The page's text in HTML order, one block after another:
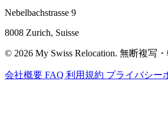
Nebelbachstrasse 9
8008 Zurich, Suisse
© 2026 My Swiss Relocation. 無断複写
会社概要 FAQ 利用規約 プライバシー